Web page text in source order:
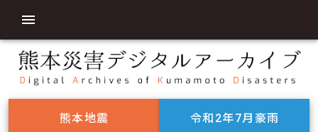
熊本地震 令和2年7月豪雨